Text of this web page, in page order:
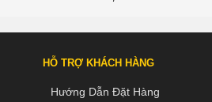
HỖ TRỢ KHÁCH HÀNG
Hướng Dẫn Đặt Hàng